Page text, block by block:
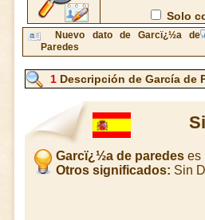
Solo
Nuevo dato de Garcï¿½a de
Paredes
1 Descripción de García de
Garcï¿½a de paredeses
Otros significados: Sin